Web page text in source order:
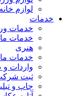
لوازم
خدمات
خدمات
خدمات
هنری
خدمات
واردات
ثبت
چاپ و